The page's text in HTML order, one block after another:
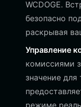
WCDOGE.
безопасно
раскрывая
Управление
комиссиями
значение для
режиме